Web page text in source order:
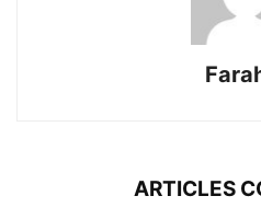
ARTICLES